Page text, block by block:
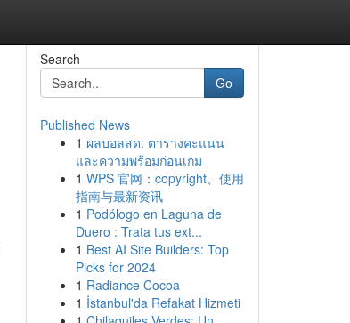
Search
Go
Published News
1 ผลบอลสด: ตารางคะแนน
และความพร้อมก่อนเกม
1 WPS 官网：copyright、使用
指南与最新资讯
1 Podólogo en Laguna de
Duero : Trata tus ext...
1 Best AI Site Builders: Top
Picks for 2024
1 Radiance Cocoa
1 İstanbul'da Refakat Hizmeti